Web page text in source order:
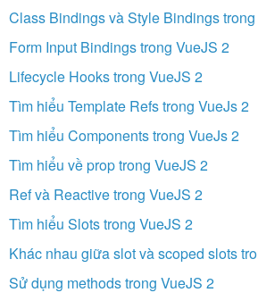
Class Bindings và Style Bindings
Form Input Bindings trong VueJS 2
Lifecycle Hooks trong VueJS 2
Tìm hiểu Template Refs trong VueJs 2
Tìm hiểu Components trong VueJs 2
Tìm hiểu về prop trong VueJS 2
Ref và Reactive trong VueJS 2
Tìm hiểu Slots trong VueJS 2
Khác nhau giữa slot và scoped slots
Sử dụng methods trong VueJS 2